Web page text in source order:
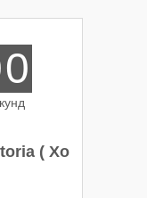
0
( Хо